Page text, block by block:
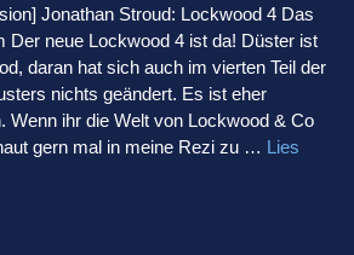
Jonathan Stroud: Lockwood 4 Das
Der neue Lockwood 4 ist da! Düster ist
daran hat sich auch im vierten Teil der
nichts geändert. Es ist eher
Wenn ihr die Welt von Lockwood & Co
gern mal in meine Rezi zu … Lies